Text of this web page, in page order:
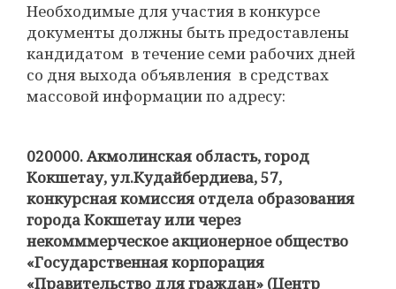
Необходимые для участия в конкурсе
документы должны быть предоставлены
кандидатом в течение семи рабочих дней
со дня выхода объявления в средствах
массовой информации по адресу:
020000.Акмолинская область, город
Кокшетау, ул.Кудайбердиева, 57,
конкурсная комиссия отдела образования
города Кокшетау или через
некомммерческое акционерное общество
«Государственная корпорация
«Правительство для граждан» (Центр